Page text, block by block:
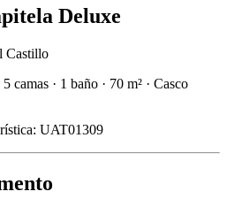
Deluxe
Castillo
5 camas · 1 baño · 70 m² · Casco
UAT01309